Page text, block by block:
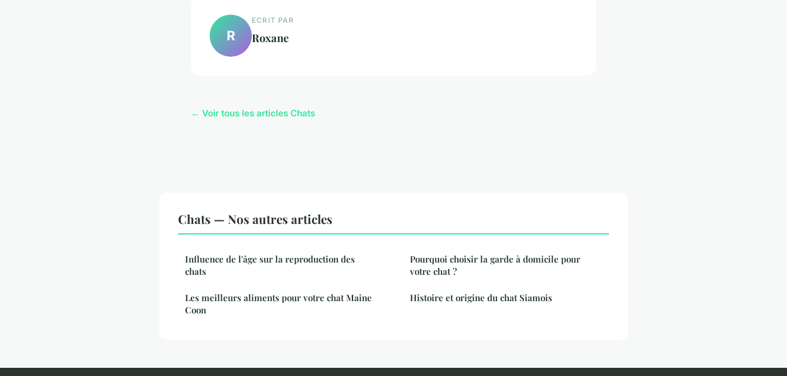
R
ECRIT PAR
Roxane
← Voir tous les articles Chats
Chats — Nos autres articles
Influence de l'âge sur la reproduction des
chats
Les meilleurs aliments pour votre chat Maine
Coon
Pourquoi choisir la garde à domicile pour
votre chat ?
Histoire et origine du chat Siamois